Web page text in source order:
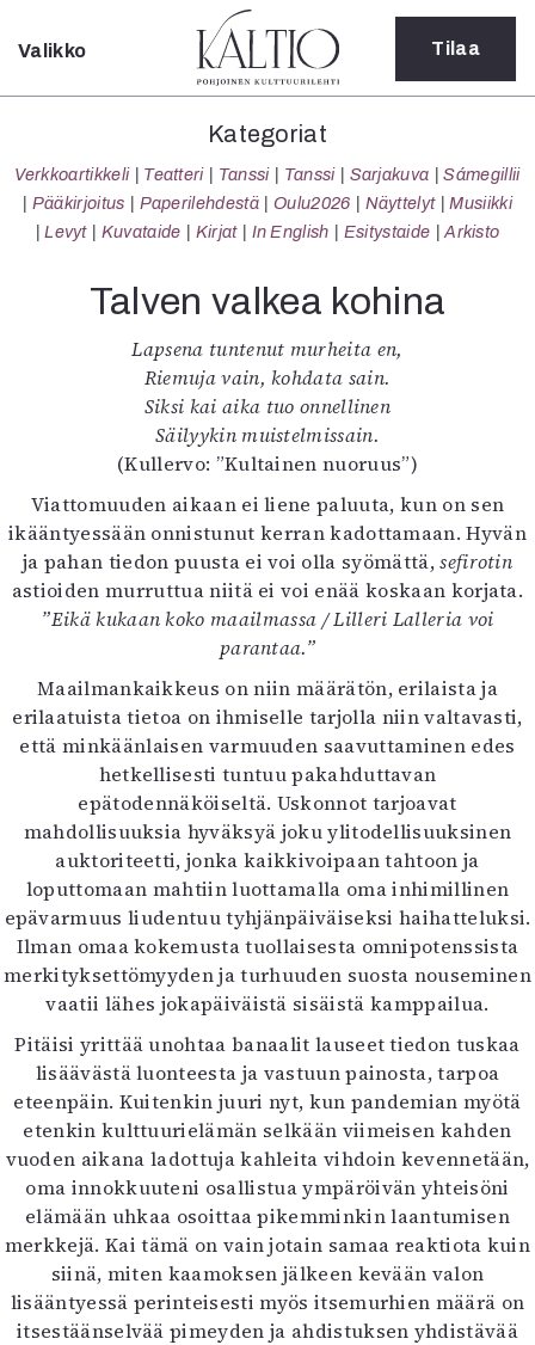
Sulje
Kategoriat
Verkkoartikkeli
Teatteri
Tanssi
Sarjakuva
Sámegillii
Pääkirjoitus
Paperilehdestä
Oulu2026
Näyttelyt
Musiikki
Kuvataide
Kirjat
In English
Esitystaide
Arkisto
Lehdet
4/2026
1/2026
6/2025
5/2025 saame
Lehtiarkisto
Info
Tilaus ja irtonumerot
Yhteistyössä
Toimitus
Mediatiedot
Kaltio ry
Valikko Tilaa
Kategoriat
Verkkoartikkeli Teatteri Tanssi Tanssi Sarjakuva
Sámegillii
Pääkirjoitus
Paperilehdestä Oulu2026 Näyttelyt
Musiikki
Levyt
Kuvataide Kirjat In English Esitystaide Arkisto
Talven valkea kohina
Lapsena tuntenut murheita en,
Riemuja vain, kohdata sain.
Siksi kai aika tuo onnellinen
Säilyykin muistelmissain.
(Kullervo: ”Kultainen nuoruus”)
Viattomuuden aikaan ei liene paluuta, kun on sen
ikääntyessään onnistunut kerran kadottamaan. Hyvän
ja pahan tiedon puusta ei voi olla syömättä,sefirotin
astioiden murruttua niitä ei voi enää koskaan korjata.
”Eikä kukaan koko maailmassa / Lilleri Lalleria voi
parantaa.”
Maailmankaikkeus on niin määrätön, erilaista ja
erilaatuista tietoa on ihmiselle tarjolla niin valtavasti,
että minkäänlaisen varmuuden saavuttaminen edes
hetkellisesti tuntuu pakahduttavan
epätodennäköiseltä. Uskonnot tarjoavat
mahdollisuuksia hyväksyä joku ylitodellisuuksinen
auktoriteetti, jonka kaikkivoipaan tahtoon ja
loputtomaan mahtiin luottamalla oma inhimillinen
epävarmuus liudentuu tyhjänpäiväiseksi haihatteluksi.
Ilman omaa kokemusta tuollaisesta omnipotenssista
merkityksettömyyden ja turhuuden suosta nouseminen
vaatii lähes jokapäiväistä sisäistä kamppailua.
Pitäisi yrittää unohtaa banaalit lauseet tiedon tuskaa
lisäävästä luonteesta ja vastuun painosta, tarpoa
eteenpäin. Kuitenkin juuri nyt, kun pandemian myötä
etenkin kulttuurielämän selkään viimeisen kahden
vuoden aikana ladottuja kahleita vihdoin kevennetään,
oma innokkuuteni osallistua ympäröivän yhteisöni
elämään uhkaa osoittaa pikemminkin laantumisen
merkkejä. Kai tämä on vain jotain samaa reaktiota kuin
siinä, miten kaamoksen jälkeen kevään valon
lisääntyessä perinteisesti myös itsemurhien määrä on
itsestäänselvää pimeyden ja ahdistuksen yhdistävää